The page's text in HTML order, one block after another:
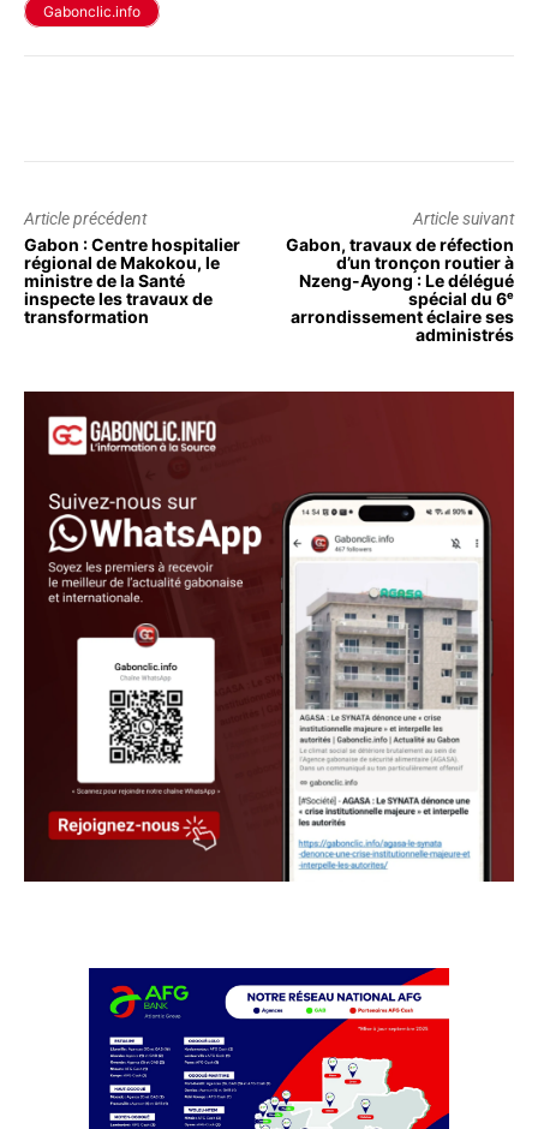
Gabonclic.info
Article précédent
Gabon : Centre hospitalier
régional de Makokou, le
ministre de la Santé
inspecte les travaux de
transformation
Article suivant
Gabon, travaux de réfection
d’un tronçon routier à
Nzeng-Ayong : Le délégué
spécial du 6ᵉ
arrondissement éclaire ses
administrés